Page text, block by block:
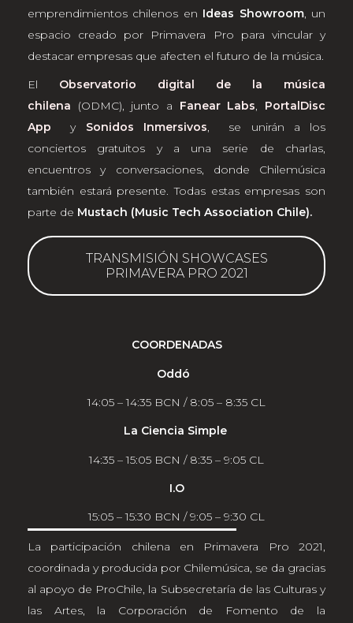
emprendimientos chilenos en Ideas Showroom, un
espacio creado por Primavera Pro para vincular y
destacar empresas que afecten el futuro de la música.
El Observatorio digital de la música
chilena (ODMC), junto a Fanear Labs, PortalDisc
App y Sonidos Inmersivos, se unirán a los
conciertos gratuitos y a una serie de charlas,
encuentros y conversaciones, donde Chilemúsica
también estará presente. Todas estas empresas son
parte de Mustach (Music Tech Association Chile).
TRANSMISIÓN SHOWCASES
PRIMAVERA PRO 2021
COORDENADAS
Oddó
14:05 – 14:35 BCN / 8:05 – 8:35 CL
La Ciencia Simple
14:35 – 15:05 BCN / 8:35 – 9:05 CL
I.O
15:05 – 15:30 BCN / 9:05 – 9:30 CL
La participación chilena en Primavera Pro 2021,
coordinada y producida por Chilemúsica, se da gracias
al apoyo de ProChile, la Subsecretaría de las Culturas y
las Artes, la Corporación de Fomento de la